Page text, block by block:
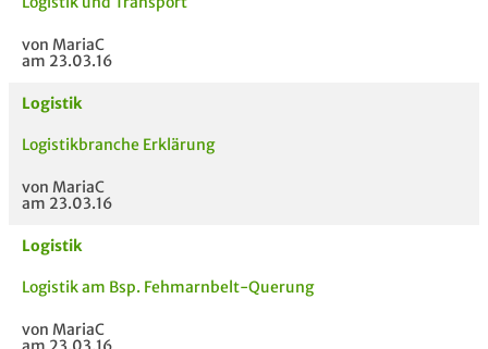
von MariaC
am 23.03.16
Logistik
Logistikbranche Erklärung
von MariaC
am 23.03.16
Logistik
Logistik am Bsp. Fehmarnbelt-Querung
von MariaC